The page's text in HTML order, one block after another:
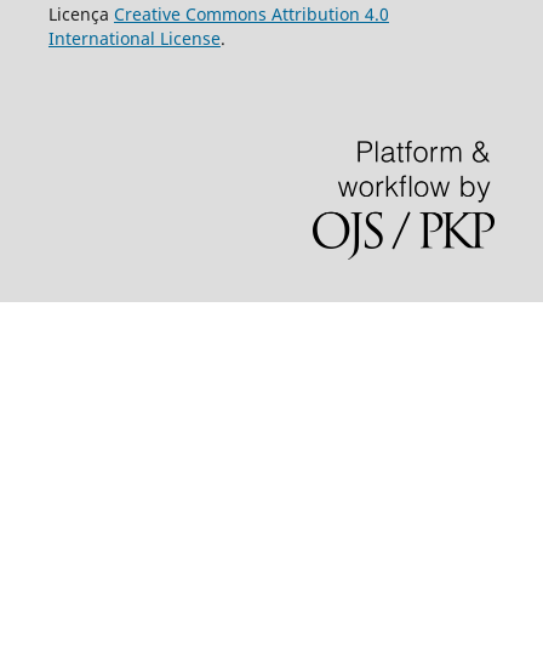
Licença Creative Commons Attribution 4.0
International License.